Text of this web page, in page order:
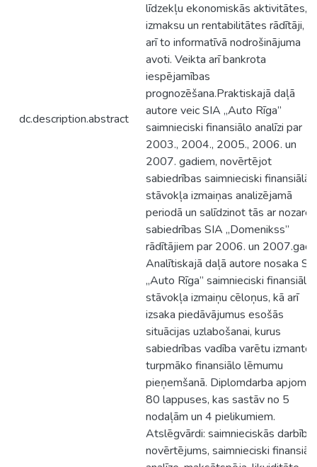
dc.description.abstract
līdzekļu ekonomiskās aktivitātes,
izmaksu un rentabilitātes rādītāji,
arī to informatīvā nodrošinājuma
avoti. Veikta arī bankrota
iespējamības
prognozēšana.Praktiskajā daļā
autore veic SIA „Auto Rīga”
saimnieciski finansiālo analīzi par
2003., 2004., 2005., 2006. un
2007. gadiem, novērtējot
sabiedrības saimnieciski finansiālā
stāvokļa izmaiņas analizējamā
periodā un salīdzinot tās ar nozares
sabiedrības SIA „Domenikss”
rādītājiem par 2006. un
Analītiskajā daļā autore nosaka
„Auto Rīga” saimnieciski finansiālā
stāvokļa izmaiņu cēloņus, kā arī
izsaka piedāvājumus esošās
situācijas uzlabošanai, kurus
sabiedrības vadība varētu izmantot
turpmāko finansiālo lēmumu
pieņemšanā. Diplomdarba apjoms
80 lappuses, kas sastāv no 5
nodaļām un 4 pielikumiem.
Atslēgvārdi: saimnieciskās
novērtējums, saimnieciski finansiālā